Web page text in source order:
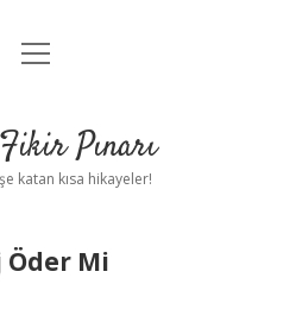
Anasayfa
Uyarı
menüyü
Pınarı
katan kısa hikayeler!
Mi